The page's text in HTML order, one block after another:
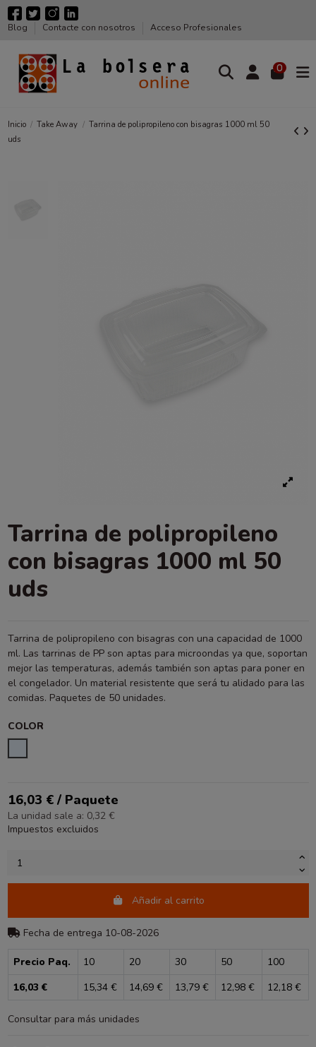
Blog Contacte con nosotros Acceso Profesionales
0
Inicio Take Away
Tarrina de polipropileno con bisagras 1000 ml 50
uds
Tarrina de polipropileno
con bisagras 1000 ml 50
uds
Tarrina de polipropileno con bisagras con una capacidad de 1000
ml. Las tarrinas de PP son aptas para microondas ya que, soportan
mejor las temperaturas, además también son aptas para poner en
el congelador. Un material resistente que será tu alidado para las
comidas. Paquetes de 50 unidades.
COLOR
16,03 € / Paquete
La unidad sale a: 0,32 €
Impuestos excluidos
Añadir al carrito
Fecha de entrega 10-08-2026
Precio Paq. 10 20 30 50
100
16,03 €
15,34 € 14,69 € 13,79 € 12,98 € 12,18 €
Consultar para más unidades